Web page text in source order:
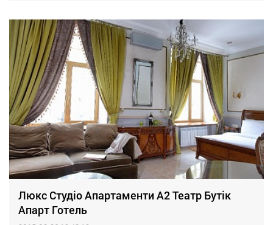
Люкс Студіо Апартаменти А2 Театр Бутік
Апарт Готель